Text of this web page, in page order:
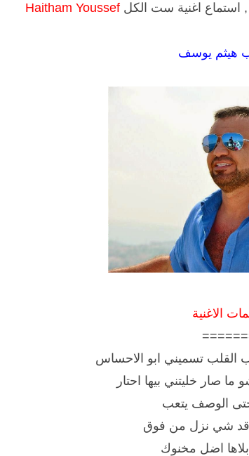
استماع اغنية ست الكلHaitham Youssef
هيثم يوسف
الاغنية
القلب تسميني ابو الاحساس
صار خليتني بيها احتار
الوصف يتعب
شي نزل من فوق
اضل مخنوك